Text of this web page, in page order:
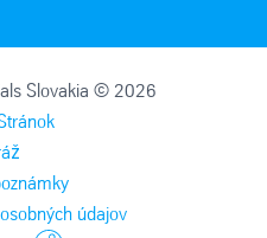
Slovakia © 2026
údajov